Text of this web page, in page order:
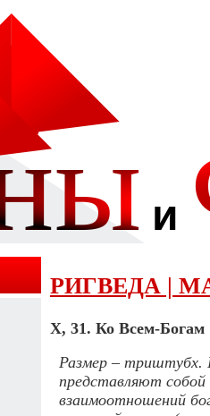
РИГВЕДА |
X, 31. Ко Всем-Богам
Размер – триштубх.
представляют собой
взаимоотношений